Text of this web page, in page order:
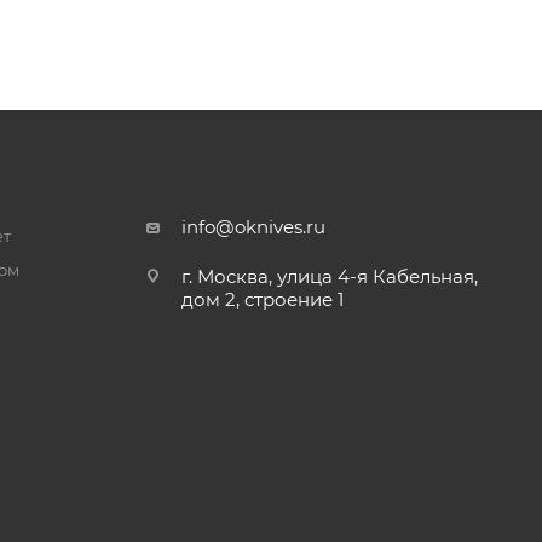
info@oknives.ru
г. Москва, улица 4-я Кабельная,
дом 2, строение 1